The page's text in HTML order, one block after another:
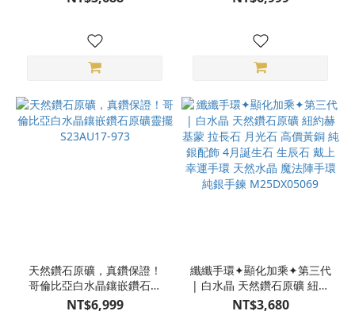
天然鑽石原礦，真鑽保證！
哥倫比亞白水晶鑲嵌鑽石原
礦靈擺 S23AU17-973
NT$6,999
纖纖手環✦顯化加乘✦第三代
| 白水晶 天然鑽石原礦 紐約
赫基蒙 拉長石 月光石 高價
NT$3,680